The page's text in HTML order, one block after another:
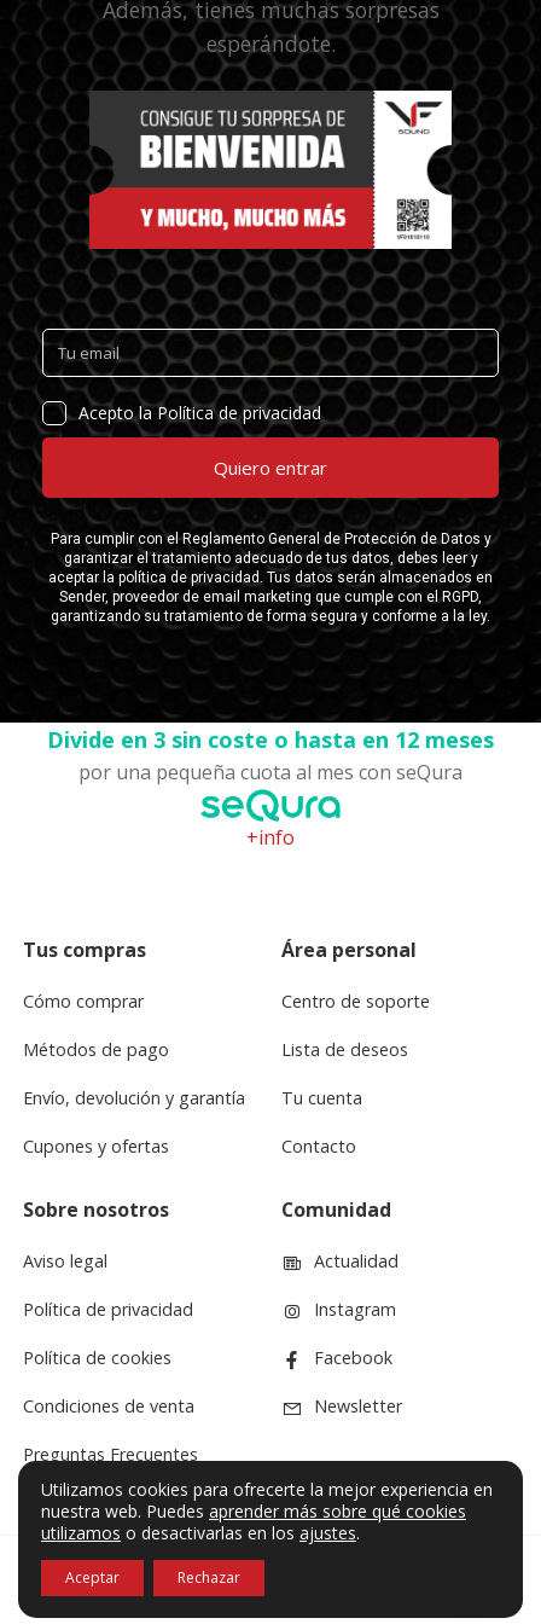
Además, tienes muchas sorpresas
esperándote.
Divide en 3 sin coste o hasta en 12 meses
por una pequeña cuota al mes con seQura
+info
Tus compras
Cómo comprar
Métodos de pago
Envío, devolución y garantía
Cupones y ofertas
Área personal
Centro de soporte
Lista de deseos
Tu cuenta
Contacto
Sobre nosotros
Aviso legal
Política de privacidad
Política de cookies
Condiciones de venta
Preguntas Frecuentes
Comunidad
Actualidad
Instagram
Facebook
Newsletter
© VF Sound 2026. Todos los derechos reservados.
Utilizamos cookies para ofrecerte la mejor experiencia en
nuestra web. Puedes aprender más sobre qué cookies
utilizamos o desactivarlas en los ajustes.
Aceptar Rechazar